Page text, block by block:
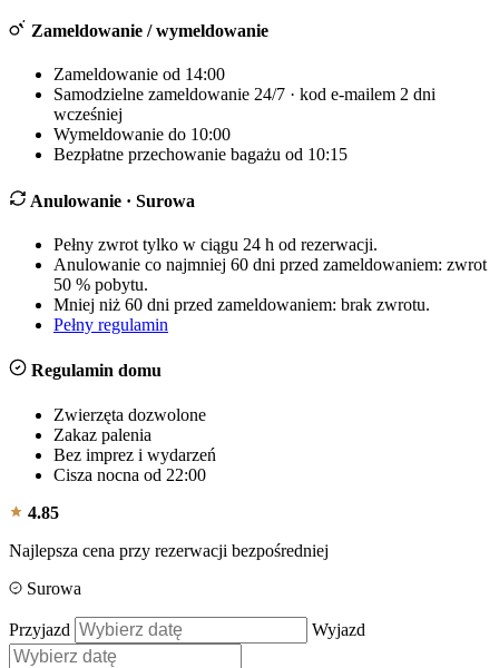
Zameldowanie / wymeldowanie
Zameldowanie od 14:00
Samodzielne zameldowanie 24/7 · kod e-mailem 2 dni
wcześniej
Wymeldowanie do 10:00
Bezpłatne przechowanie bagażu od 10:15
Anulowanie · Surowa
Pełny zwrot tylko w ciągu 24 h od rezerwacji.
Anulowanie co najmniej 60 dni przed zameldowaniem: zwrot
50 % pobytu.
Mniej niż 60 dni przed zameldowaniem: brak zwrotu.
Pełny regulamin
Regulamin domu
Zwierzęta dozwolone
Zakaz palenia
Bez imprez i wydarzeń
Cisza nocna od 22:00
4.85
Najlepsza cena przy rezerwacji bezpośredniej
Surowa
Przyjazd Wyjazd